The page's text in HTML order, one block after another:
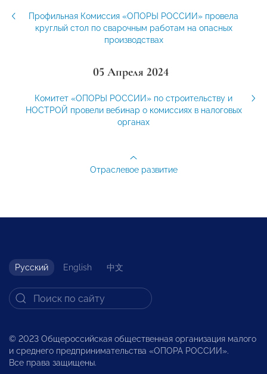
Профильная Комиссия «ОПОРЫ РОССИИ» провела
круглый стол по сварочным работам на опасных
производствах
05 Апреля 2024
Комитет «ОПОРЫ РОССИИ» по строительству и
НОСТРОЙ провели вебинар о комиссиях в налоговых
органах
Отраслевое развитие
Русский English 中文
© 2023 Общероссийская общественная организация малого
и среднего предпринимательства «ОПОРА РОССИИ».
Все права защищены.